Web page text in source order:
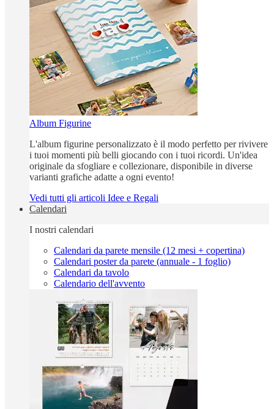
Album Figurine
L'album figurine personalizzato è il modo perfetto per rivivere
i tuoi momenti più belli giocando con i tuoi ricordi. Un'idea
originale da sfogliare e collezionare, disponibile in diverse
varianti grafiche adatte a ogni evento!
Vedi tutti gli articoli Idee e Regali
Calendari
I nostri calendari
Calendari da parete mensile (12 mesi + copertina)
Calendari poster da parete (annuale - 1 foglio)
Calendari da tavolo
Calendario dell'avvento